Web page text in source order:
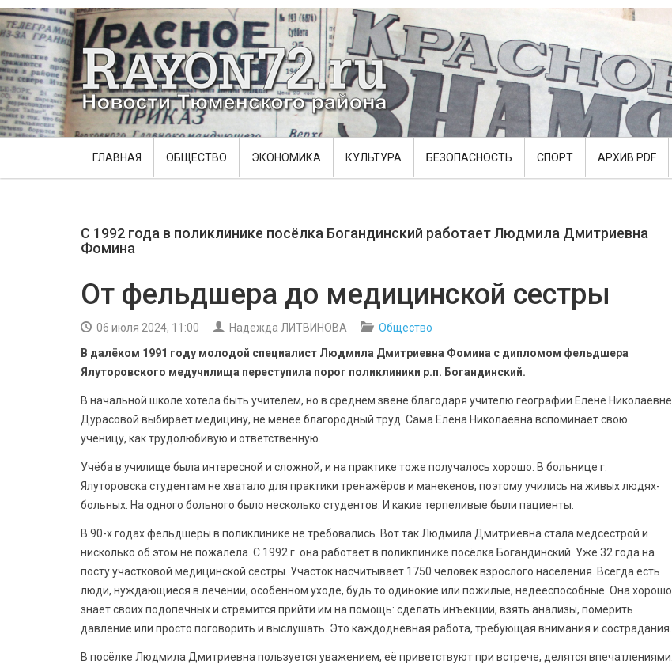
ГЛАВНАЯ ОБЩЕСТВО ЭКОНОМИКА КУЛЬТУРА БЕЗОПАСНОСТЬ СПОРТ АРХИВ PDF
С 1992 года в поликлинике посёлка Богандинский работает Людмила Дмитриевна
Фомина
От фельдшера до медицинской сестры
06 июля 2024, 11:00 Надежда ЛИТВИНОВА
Общество
В далёком 1991 году молодой специалист Людмила Дмитриевна Фомина с дипломом фельдшера
Ялуторовского медучилища переступила порог поликлиники р.п. Богандинский.
В начальной школе хотела быть учителем, но в среднем звене благодаря учителю географии Елене Николаевне
Дурасовой выбирает медицину, не менее благородный труд. Сама Елена Николаевна вспоминает свою
ученицу, как трудолюбивую и ответственную.
Учёба в училище была интересной и сложной, и на практике тоже получалось хорошо. В больнице г.
Ялуторовска студентам не хватало для практики тренажёров и манекенов, поэтому учились на живых людях-
больных. На одного больного было несколько студентов. И какие терпеливые были пациенты.
В 90-х годах фельдшеры в поликлинике не требовались. Вот так Людмила Дмитриевна стала медсестрой и
нисколько об этом не пожалела. С 1992 г. она работает в поликлинике посёлка Богандинский. Уже 32 года на
посту участковой медицинской сестры. Участок насчитывает 1750 человек взрослого населения. Всегда есть
люди, нуждающиеся в лечении, особенном уходе, будь то одинокие или пожилые, недееспособные. Она хорошо
знает своих подопечных и стремится прийти им на помощь: сделать инъекции, взять анализы, померить
давление или просто поговорить и выслушать. Это каждодневная работа, требующая внимания и сострадания.
В посёлке Людмила Дмитриевна пользуется уважением, её приветствуют при встрече, делятся впечатлениями.